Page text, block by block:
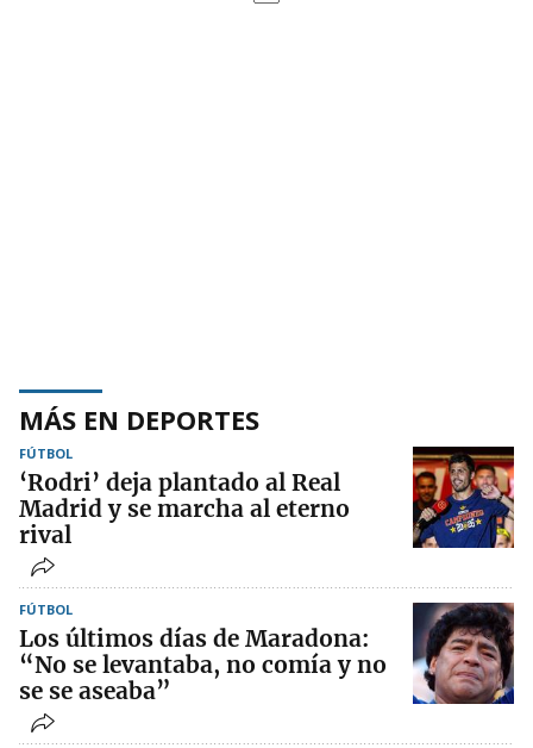
MÁS EN DEPORTES
FÚTBOL
‘Rodri’ deja plantado al Real
Madrid y se marcha al eterno
rival
FÚTBOL
Los últimos días de Maradona:
“No se levantaba, no comía y no
se se aseaba”